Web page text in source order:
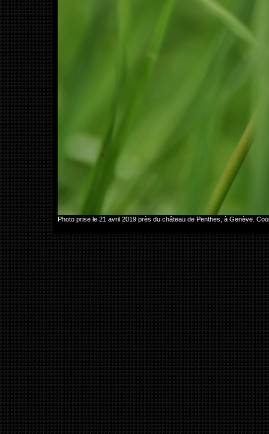
Photo prise le 21 avril 2019 près du château de Penthes, à Genève.